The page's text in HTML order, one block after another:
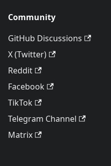
Community
GitHub Discussions
X (Twitter)
Reddit
Facebook
TikTok
Telegram Channel
Matrix